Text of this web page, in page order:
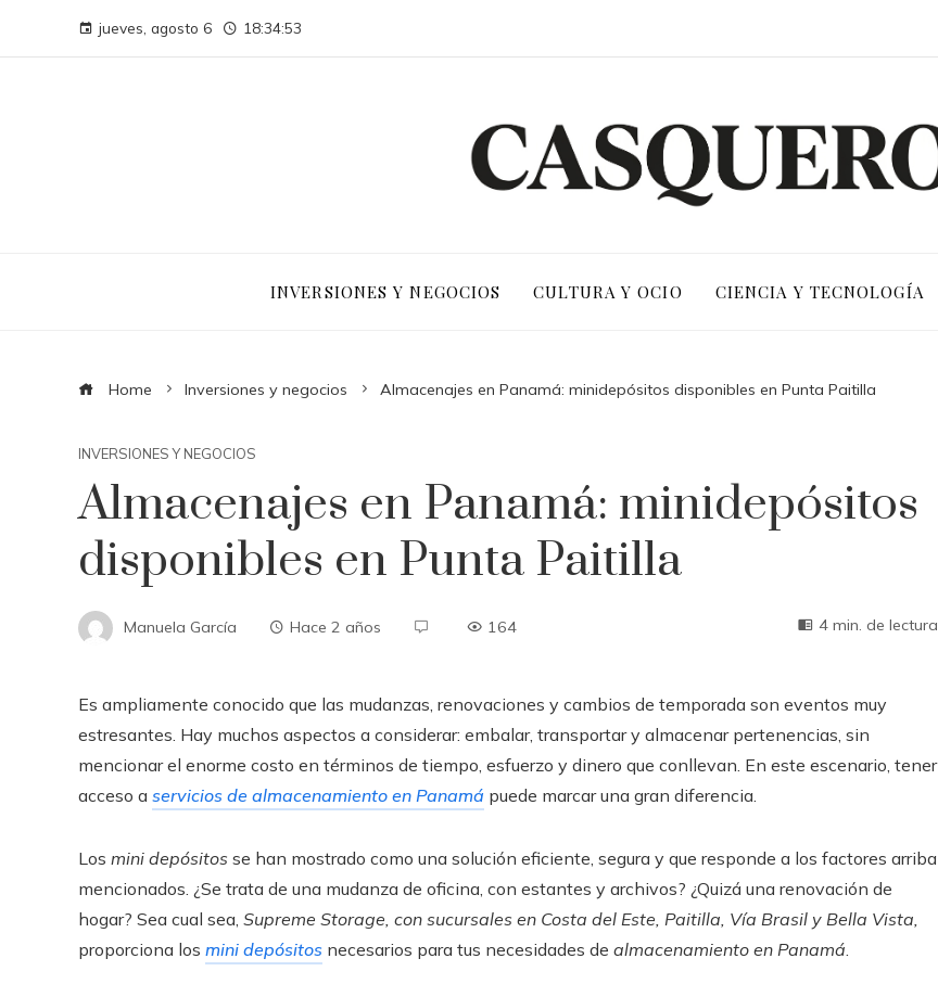
jueves, agosto 6 18:34:54
INVERSIONES Y NEGOCIOS CULTURA Y OCIO CIENCIA Y TECNOLOGÍA
Home Inversiones y negocios Almacenajes en Panamá: minidepósitos disponibles en Punta Paitilla
INVERSIONES Y NEGOCIOS
Almacenajes en Panamá: minidepósitos
disponibles en Punta Paitilla
Manuela García Hace 2 años 164 4 min. de lectura
Es ampliamente conocido que las mudanzas, renovaciones y cambios de temporada son eventos muy
estresantes. Hay muchos aspectos a considerar: embalar, transportar y almacenar pertenencias, sin
mencionar el enorme costo en términos de tiempo, esfuerzo y dinero que conllevan. En este escenario, tener
acceso a servicios de almacenamiento en Panamá puede marcar una gran diferencia.
Los mini depósitos se han mostrado como una solución eficiente, segura y que responde a los factores arriba
mencionados. ¿Se trata de una mudanza de oficina, con estantes y archivos? ¿Quizá una renovación de
hogar? Sea cual sea, Supreme Storage, con sucursales en Costa del Este, Paitilla, Vía Brasil y Bella Vista,
proporciona los mini depósitos necesarios para tus necesidades de almacenamiento en Panamá.